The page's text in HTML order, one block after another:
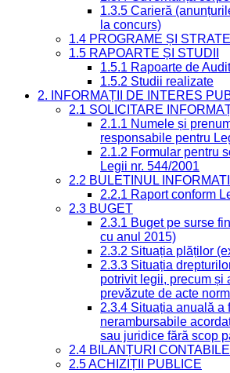
1.3.5 Carieră
la concurs)
1.4 PROGRAME ȘI
1.5 RAPOARTE ȘI STUDII
1.5.1 Rapoarte de Audit
1.5.2 Studii realizate
2. INFORMAȚII DE INTERES
2.1 SOLICITARE
2.1.1 Numele și
responsabile pentru
2.1.2 Formular pentru
Legii nr. 544/2001
2.2 BULETINUL
2.2.1 Raport conform
2.3 BUGET
2.3.1 Buget pe surse
cu anul 2015)
2.3.2 Situația plăților
2.3.3 Situația
potrivit legii, precum și
prevăzute de acte
2.3.4 Situația anuală a
nerambursabile
sau juridice fără scop
2.4 BILANȚURI CONTABILE
2.5 ACHIZIȚII PUBLICE